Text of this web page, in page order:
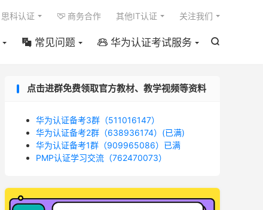

 常见问题  华为认证考试服务
思科认证  商务合作 其他IT认证 关注我们
点击进群免费领取官方教材、教学视频等资料
华为认证备考3群（511016147）
华为认证备考2群（638936174）(已满)
华为认证备考1群（909965086）已满
PMP认证学习交流（762470073）